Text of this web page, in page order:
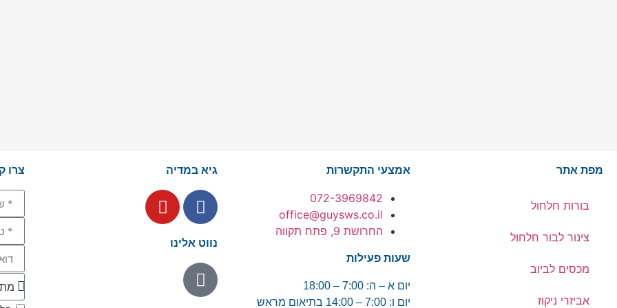
מפת אתר
בורות חלחול
צינור לבור חלחול
מכסים לביוב
אביזרי ניקוז
אמצעי התקשרות
072-3969842
office@guysws.co.il
החרושת 9, פתח תקווה
שעות פעילות
יום א – ה: 7:00 – 18:00
יום ו: 7:00 – 14:00 בתיאום מראש
גיא במדיה
נווט אלינו
צרו